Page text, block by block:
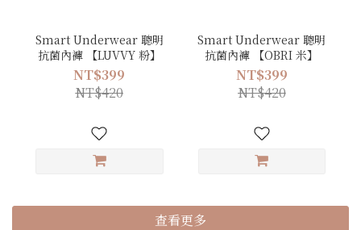
Smart Underwear 聰明
抗菌內褲 【LUVVY 粉】
NT$399
NT$420
Smart Underwear 聰明
抗菌內褲 【OBRI 米】
NT$399
NT$420
查看更多